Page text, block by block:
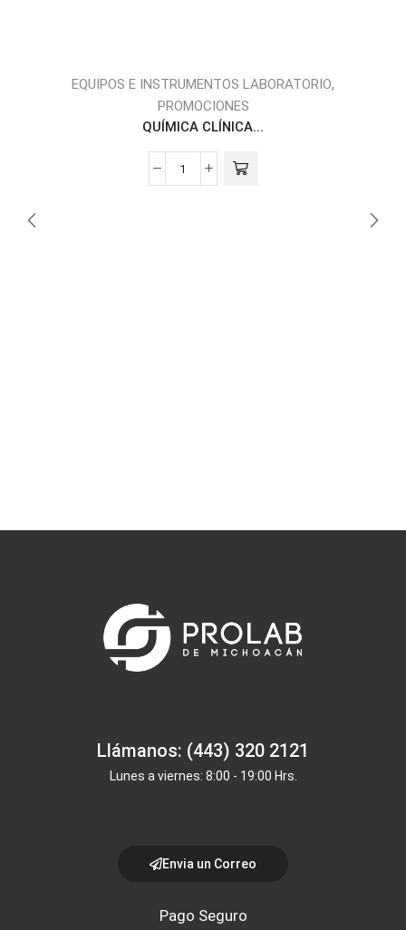
EQUIPOS E INSTRUMENTOS LABORATORIO,
PROMOCIONES
QUÍMICA CLÍNICA...
Llámanos: (443) 320 2121
Lunes a viernes: 8:00 - 19:00 Hrs.
Envia un Correo
Pago Seguro